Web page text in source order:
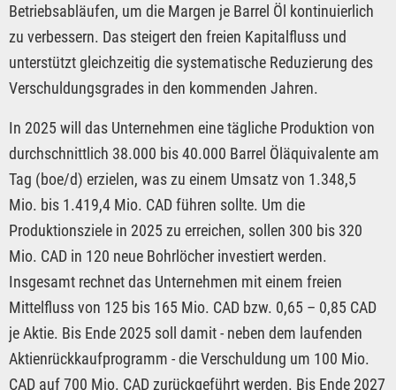
Betriebsabläufen, um die Margen je Barrel Öl kontinuierlich
zu verbessern. Das steigert den freien Kapitalfluss und
unterstützt gleichzeitig die systematische Reduzierung des
Verschuldungsgrades in den kommenden Jahren.
In 2025 will das Unternehmen eine tägliche Produktion von
durchschnittlich 38.000 bis 40.000 Barrel Öläquivalente am
Tag (boe/d) erzielen, was zu einem Umsatz von 1.348,5
Mio. bis 1.419,4 Mio. CAD führen sollte. Um die
Produktionsziele in 2025 zu erreichen, sollen 300 bis 320
Mio. CAD in 120 neue Bohrlöcher investiert werden.
Insgesamt rechnet das Unternehmen mit einem freien
Mittelfluss von 125 bis 165 Mio. CAD bzw. 0,65 – 0,85 CAD
je Aktie. Bis Ende 2025 soll damit - neben dem laufenden
Aktienrückkaufprogramm - die Verschuldung um 100 Mio.
CAD auf 700 Mio. CAD zurückgeführt werden. Bis Ende 2027